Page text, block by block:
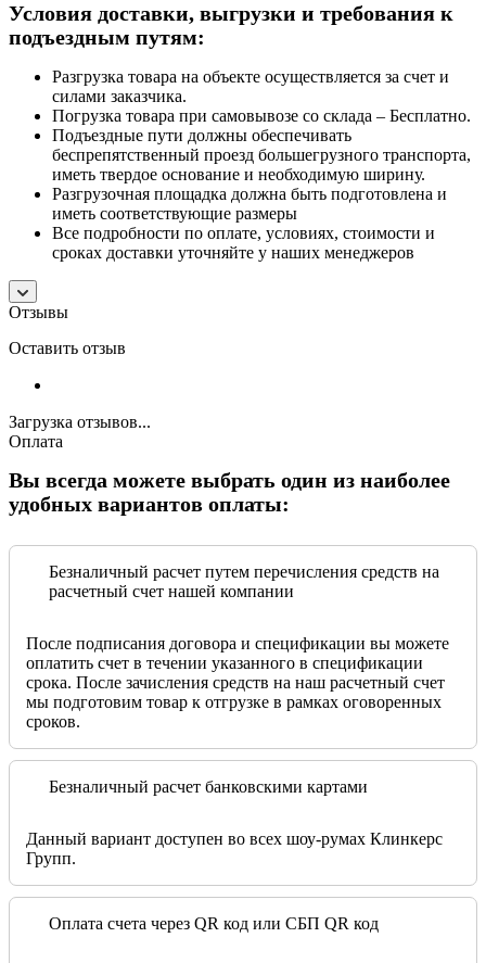
Условия доставки, выгрузки и требования к
подъездным путям:
Разгрузка товара на объекте осуществляется за счет и
силами заказчика.
Погрузка товара при самовывозе со склада – Бесплатно.
Подъездные пути должны обеспечивать
беспрепятственный проезд большегрузного транспорта,
иметь твердое основание и необходимую ширину.
Разгрузочная площадка должна быть подготовлена и
иметь соответствующие размеры
Все подробности по оплате, условиях, стоимости и
сроках доставки уточняйте у наших менеджеров
Отзывы
Оставить отзыв
Загрузка отзывов...
Оплата
Вы всегда можете выбрать один из наиболее
удобных вариантов оплаты:
Безналичный расчет путем перечисления средств на
расчетный счет нашей компании
После подписания договора и спецификации вы можете
оплатить счет в течении указанного в спецификации
срока. После зачисления средств на наш расчетный счет
мы подготовим товар к отгрузке в рамках оговоренных
сроков.
Безналичный расчет банковскими картами
Данный вариант доступен во всех шоу-румах Клинкерс
Групп.
Оплата счета через QR код или СБП QR код